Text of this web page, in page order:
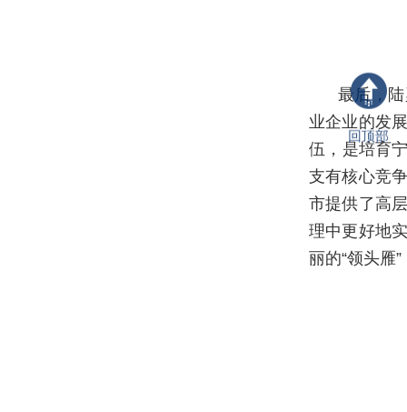
最后，
业企业的发
伍，是培育
支有核心竞
市提供了高
理中更好地
丽的“领头雁
回顶部